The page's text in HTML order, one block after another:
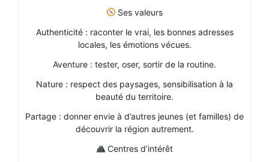
Ses valeurs
Authenticité : raconter le vrai, les bonnes adresses
locales, les émotions vécues.
Aventure : tester, oser, sortir de la routine.
Nature : respect des paysages, sensibilisation à la
beauté du territoire.
Partage : donner envie à d’autres jeunes (et familles) de
découvrir la région autrement.
Centres d’intérêt